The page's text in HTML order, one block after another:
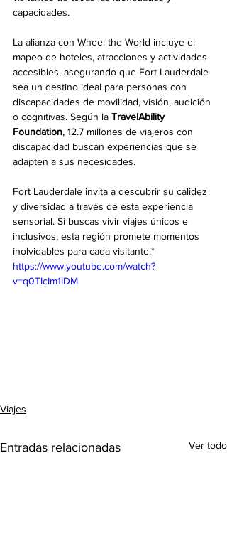
capacidades.
La alianza con Wheel the World incluye el
mapeo de hoteles, atracciones y actividades
accesibles, asegurando que Fort Lauderdale
sea un destino ideal para personas con
discapacidades de movilidad, visión, audición
o cognitivas. Según la TravelAbility
Foundation, 12.7 millones de viajeros con
discapacidad buscan experiencias que se
adapten a sus necesidades.
Fort Lauderdale invita a descubrir su calidez
y diversidad a través de esta experiencia
sensorial. Si buscas vivir viajes únicos e
inclusivos, esta región promete momentos
inolvidables para cada visitante.*
https://www.youtube.com/watch?
v=q0TIcIm1IDM
Viajes
Entradas relacionadas Ver todo